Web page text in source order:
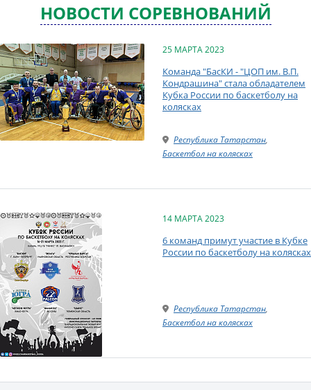
НОВОСТИ СОРЕВНОВАНИЙ
25 МАРТА 2023
Команда "БасКИ - "ЦОП им. В.П.
Кондрашина" стала обладателем
Кубка России по баскетболу на
колясках
Республика Татарстан,
Баскетбол на колясках
14 МАРТА 2023
6 команд примут участие в Кубке
России по баскетболу на колясках
Республика Татарстан,
Баскетбол на колясках